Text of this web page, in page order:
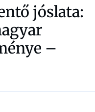
jóslata:
–